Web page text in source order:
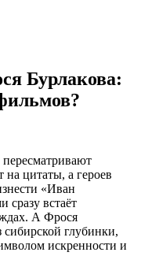
Бурлакова:
на цитаты, а героев
«Иван
сразу встаёт
А Фрося
глубинки,
искренности и